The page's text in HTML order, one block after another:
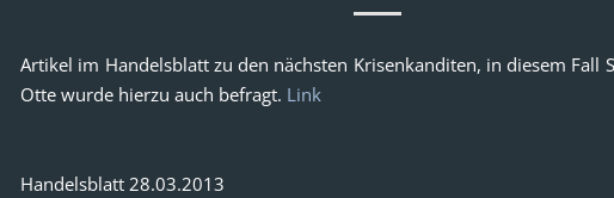
Artikel im Handelsblatt zu den nächsten Krisenkanditen, in diesem Fall
Otte wurde hierzu auch befragt. Link
Handelsblatt 28.03.2013